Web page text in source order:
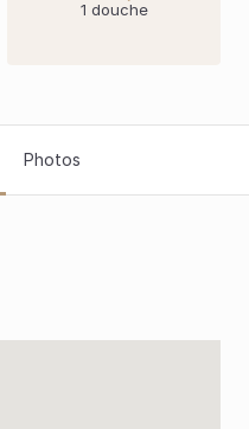
1 douche
Photos